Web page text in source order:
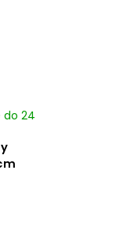
do 24